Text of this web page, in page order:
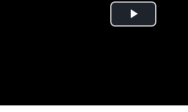
Play